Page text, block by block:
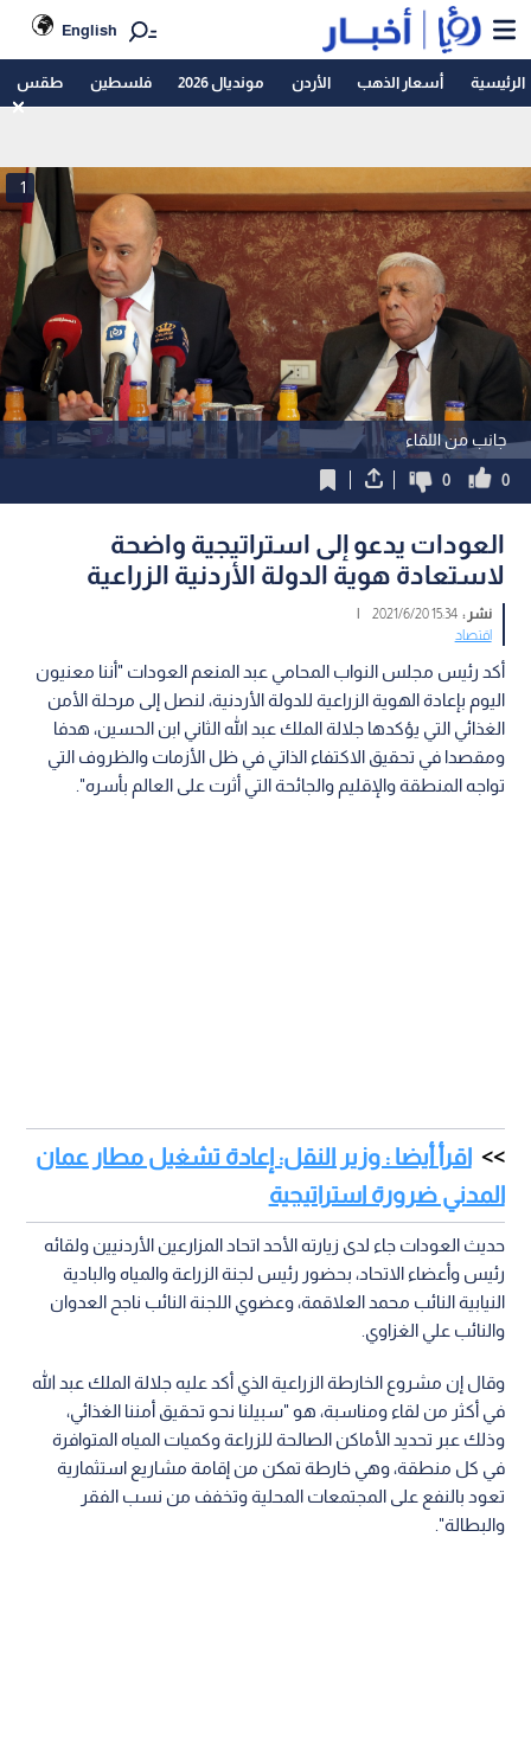
English
الرئيسية أسعار الذهب الأردن مونديال 2026 فلسطين طقس
جانب من اللقاء
1
0
0
العودات يدعو إلى استراتيجية واضحة
لاستعادة هوية الدولة الأردنية الزراعية
نشر :15:34 2021/6/20
|
اقتصاد
أكد رئيس مجلس النواب المحامي عبد المنعم العودات "أننا معنيون
اليوم بإعادة الهوية الزراعية للدولة الأردنية، لنصل إلى مرحلة الأمن
الغذائي التي يؤكدها جلالة الملك عبد الله الثاني ابن الحسين، هدفا
ومقصدا في تحقيق الاكتفاء الذاتي في ظل الأزمات والظروف التي
تواجه المنطقة والإقليم والجائحة التي أثرت على العالم بأسره".
اقرأ أيضا : وزير النقل: إعادة تشغيل مطار عمان
المدني ضرورة استراتيجية
حديث العودات جاء لدى زيارته الأحد اتحاد المزارعين الأردنيين ولقائه
رئيس وأعضاء الاتحاد، بحضور رئيس لجنة الزراعة والمياه والبادية
النيابية النائب محمد العلاقمة، وعضوي اللجنة النائب ناجح العدوان
والنائب علي الغزاوي.
وقال إن مشروع الخارطة الزراعية الذي أكد عليه جلالة الملك عبد الله
في أكثر من لقاء ومناسبة، هو "سبيلنا نحو تحقيق أمننا الغذائي،
وذلك عبر تحديد الأماكن الصالحة للزراعة وكميات المياه المتوافرة
في كل منطقة، وهي خارطة تمكن من إقامة مشاريع استثمارية
تعود بالنفع على المجتمعات المحلية وتخفف من نسب الفقر
والبطالة".